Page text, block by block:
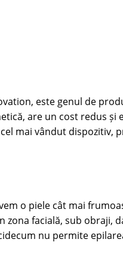
este genul de
are un cost redus și
mai vândut
o piele cât mai
zona facială, sub obraji,
nu permite